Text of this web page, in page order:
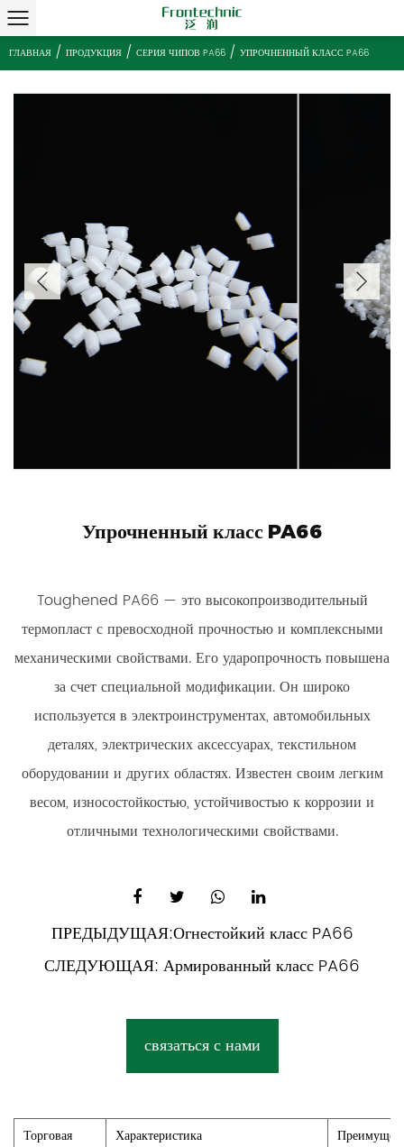
ГЛАВНАЯ
/
ПРОДУКЦИЯ
/
СЕРИЯ ЧИПОВ PA66
/
УПРОЧНЕННЫЙ
Упрочненный класс PA66
Toughened PA66 — это высокопроизводительный
термопласт с превосходной прочностью и комплексными
механическими свойствами. Его ударопрочность повышена
за счет специальной модификации. Он широко
используется в электроинструментах, автомобильных
деталях, электрических аксессуарах, текстильном
оборудовании и других областях. Известен своим легким
весом, износостойкостью, устойчивостью к коррозии и
отличными технологическими свойствами.
ПРЕДЫДУЩАЯ:Огнестойкий класс PA66
СЛЕДУЮЩАЯ: Армированный класс PA66
связаться с нами
Торговая
Характеристика